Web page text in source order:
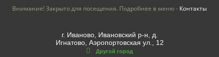
Внимание! Закрыто для посещения. Подробнее в меню - Контакты
г. Иваново, Ивановский р-н, д.
Игнатово, Аэропортовская ул., 12
Другой город